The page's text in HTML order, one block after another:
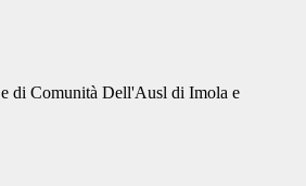
e di Comunità Dell'Ausl di Imola e